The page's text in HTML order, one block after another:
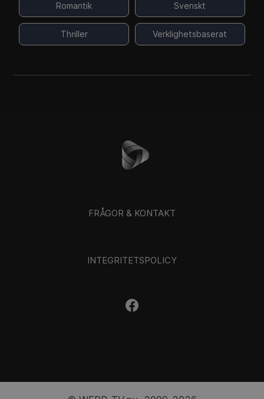
Romantik Svenskt
Thriller Verklighetsbaserat
FRÅGOR & KONTAKT
INTEGRITETSPOLICY